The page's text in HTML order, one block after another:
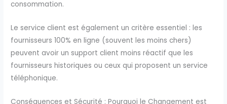
consommation.
Le service client est également un critère essentiel : les
fournisseurs 100% en ligne (souvent les moins chers)
peuvent avoir un support client moins réactif que les
fournisseurs historiques ou ceux qui proposent un service
téléphonique.
Conséquences et Sécurité : Pourquoi le Changement est